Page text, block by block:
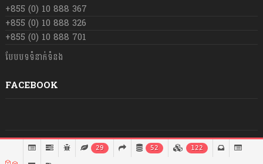
+855 (0) 10 888 367
+855 (0) 10 888 326
+855 (0) 10 888 701
បែបបទទំនាក់ទំនង
FACEBOOK
© រក្សា​សិទ្ធិ​គ្រប់​យ៉ាង​ដោយ​ BeeTube News ឆ្នាំ​២០២១
29 52 122